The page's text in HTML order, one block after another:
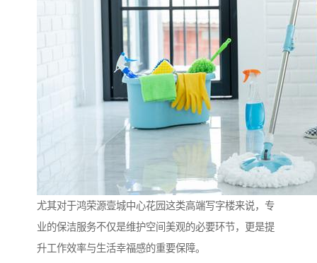
尤其对于鸿荣源壹城中心花园这类高端写字楼来说，专
业的保洁服务不仅是维护空间美观的必要环节，更是提
升工作效率与生活幸福感的重要保障。